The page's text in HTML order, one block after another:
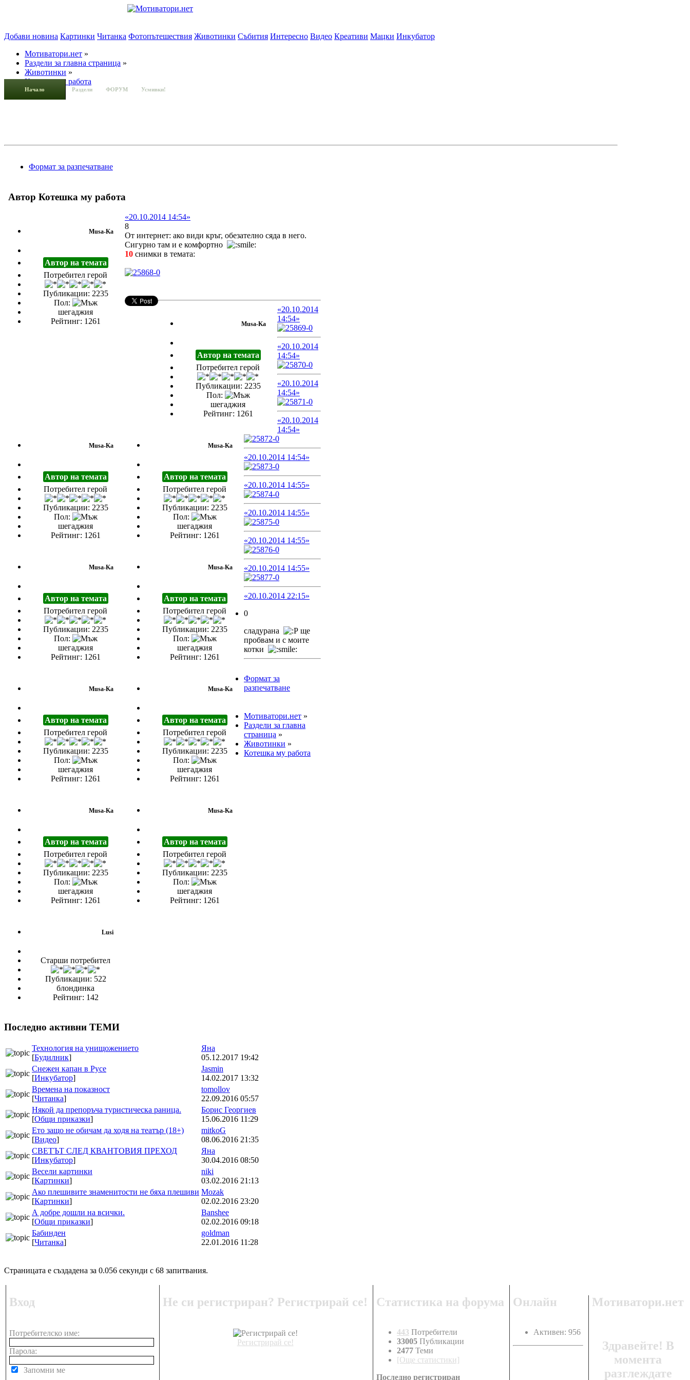
Начало Раздели ФОРУМ Усмивки!
Добави новина Картинки Читанка Фотопътешествия Животинки Събития Интересно Видео Креативи Мацки Инкубатор
Мотиватори.нет »
Раздели за главна страница »
Животинки »
Котешка му работа
Формат за разпечатване
Автор Котешка му работа
Musa-Ka
Автор на темата
Потребител герой
Публикации: 2235
Пол:
шегаджия
Рейтинг: 1261
«20.10.2014 14:54»
8
От интернет: ако види кръг, обезателно сяда в него.
Сигурно там и е комфортно
10 снимки в темата:
Musa-Ka
Автор на темата
Потребител герой
Публикации: 2235
Пол:
шегаджия
Рейтинг: 1261
«20.10.2014
14:54»
Musa-Ka
Автор на темата
Потребител герой
Публикации: 2235
Пол:
шегаджия
Рейтинг: 1261
«20.10.2014
14:54»
Musa-Ka
Автор на темата
Потребител герой
Публикации: 2235
Пол:
шегаджия
Рейтинг: 1261
«20.10.2014
14:54»
Musa-Ka
Автор на темата
Потребител герой
Публикации: 2235
Пол:
шегаджия
Рейтинг: 1261
«20.10.2014
14:54»
Musa-Ka
Автор на темата
Потребител герой
Публикации: 2235
Пол:
шегаджия
Рейтинг: 1261
«20.10.2014 14:54»
Musa-Ka
Автор на темата
Потребител герой
Публикации: 2235
Пол:
шегаджия
Рейтинг: 1261
«20.10.2014 14:55»
Musa-Ka
Автор на темата
Потребител герой
Публикации: 2235
Пол:
шегаджия
Рейтинг: 1261
«20.10.2014 14:55»
Musa-Ka
Автор на темата
Потребител герой
Публикации: 2235
Пол:
шегаджия
Рейтинг: 1261
«20.10.2014 14:55»
Musa-Ka
Автор на темата
Потребител герой
Публикации: 2235
Пол:
шегаджия
Рейтинг: 1261
«20.10.2014 14:55»
Lusi
Старши потребител
Публикации: 522
блондинка
Рейтинг: 142
«20.10.2014 22:15»
0
сладурана
ще
пробвам и с моите
котки
Формат за
разпечатване
Мотиватори.нет »
Раздели за главна
страница »
Животинки »
Котешка му работа
Последно активни ТЕМИ
Технология на унищожението
[Будилник]
Яна
05.12.2017 19:42
Снежен капан в Русе
[Инкубатор]
Jasmin
14.02.2017 13:32
Времена на показност
[Читанка]
tomollov
22.09.2016 05:57
Някой да препоръча туристическа раница.
[Общи приказки]
Борис Георгиев
15.06.2016 11:29
Ето защо не обичам да ходя на театър (18+)
[Видео]
mitkoG
08.06.2016 21:35
СВЕТЪТ СЛЕД КВАНТОВИЯ ПРЕХОД
[Инкубатор]
Яна
30.04.2016 08:50
Весели картинки
[Картинки]
niki
03.02.2016 21:13
Ако плешивите знаменитости не бяха плешиви
[Картинки]
Mozak
02.02.2016 23:20
А добре дошли на всички.
[Общи приказки]
Banshee
02.02.2016 09:18
Бабинден
[Читанка]
goldman
22.01.2016 11:28
Страницата е създадена за 0.056 секунди с 68 запитвания.
Вход
Потребителско име:
Парола:
Запомни ме
Не си регистриран? Регистрирай се!
Регистрирай се!
Статистика на форума
443 Потребители
33005 Публикации
2477 Теми
[Още статистики]
Последно регистриран
Онлайн
Активен: 956
Мотиватори.нет
Здравейте! В
момента
разглеждате